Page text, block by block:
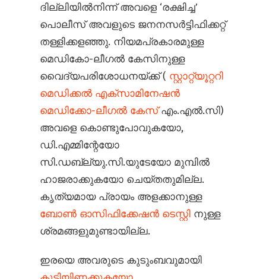
ദില്ലിയിൽനിന്ന് അവളെ ‘രക്ഷിച്ച’
പൊലീസ് അവളുടെ ജനനസർട്ടിഫിക്കറ്റ്
തള്ളിക്കളഞ്ഞു. നിയമപ്രകാരമുള്ള
മെഡികോ-ലീഗൽ കേസിനുള്ള
വൈദ്യപരിശോധനയ്ക്ക് ( സ്റ്റാറ്റ്യൂറ്ററി
മെഡിക്കൽ എക്സാമിനേഷൻ
മെഡിക്കോ-ലീഗൽ കേസ്എം.എൽ.സി)
അവളെ കൊണ്ടുപോവുകയോ,
ഡി.എമ്മിന്റേയോ
സി.ഡബ്ല്യു.സി.യുടേയോ മുമ്പിൽ
ഹാജരാക്കുകയോ ചെയ്തതുമില്ല.
കൃത്യമായ പ്രായം അളക്കാനുള്ള
ബോൺ ഓസിഫിക്കേഷൻ ടെസ്റ്റി നുള്ള
ശ്രമങ്ങളുമുണ്ടായില്ല.
ഇരയെ അവരുടെ കുടുംബവുമായി